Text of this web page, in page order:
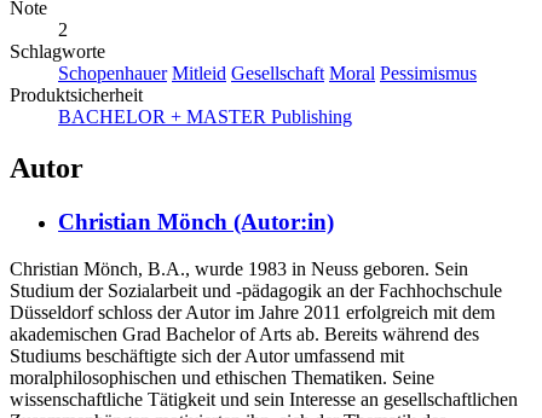
Note
2
Schlagworte
Schopenhauer Mitleid Gesellschaft Moral Pessimismus
Produktsicherheit
BACHELOR + MASTER Publishing
Autor
Christian Mönch (Autor:in)
Christian Mönch, B.A., wurde 1983 in Neuss geboren. Sein
Studium der Sozialarbeit und -pädagogik an der Fachhochschule
Düsseldorf schloss der Autor im Jahre 2011 erfolgreich mit dem
akademischen Grad Bachelor of Arts ab. Bereits während des
Studiums beschäftigte sich der Autor umfassend mit
moralphilosophischen und ethischen Thematiken. Seine
wissenschaftliche Tätigkeit und sein Interesse an gesellschaftlichen